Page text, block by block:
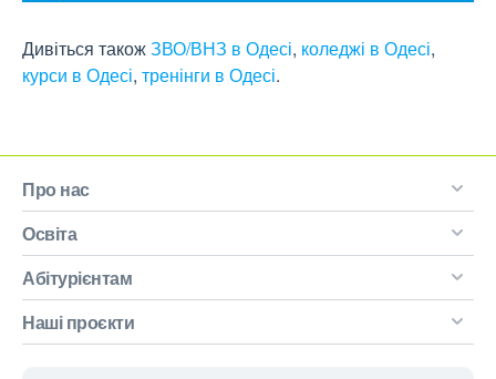
Дивіться такожЗВО/ВНЗ в Одесі, коледжі в Одесі,
курси в Одесі, тренінги в Одесі.
Про нас
Освіта
Абітурієнтам
Наші проєкти